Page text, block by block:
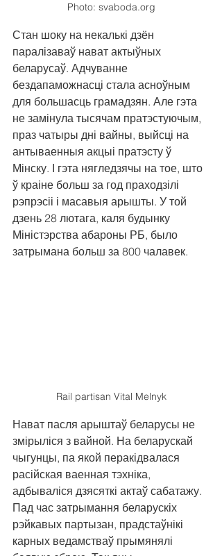
Photo: svaboda.org
Стан шоку на некалькі дзён
паралізаваў нават актыўных
беларусаў. Адчуванне
бездапаможнасці стала асноўным
для большасць грамадзян. Але гэта
не замінула тысячам пратэстуючым,
праз чатыры дні вайны, выйсці на
антываенныя акцыі пратэсту ў
Мінску. І гэта нягледзячы на тое, што
ў краіне больш за год праходзілі
рэпрэсіі і масавыя арышты. У той
дзень 28 лютага, каля будынку
Міністэрства абароны РБ, было
затрымана больш за 800 чалавек.
Rail partisan Vital Melnyk
Нават пасля арыштаў беларусы не
змірыліся з вайной. На беларускай
чыгунцы, па якой перакідвалася
расійская ваенная тэхніка,
адбываліся дзясяткі актаў сабатажу.
Пад час затрымання беларускіх
рэйкавых партызан, прадстаўнікі
карных ведамстваў прымянялі